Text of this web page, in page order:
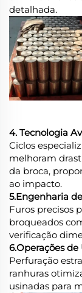
detalhada.
4. Tecnologia
Ciclos
melhoram
da broca,
ao impacto.
5.Engenharia
Furos precisos
broqueados
verificação
6.Operações
Perfuração
ranhuras
usinadas para